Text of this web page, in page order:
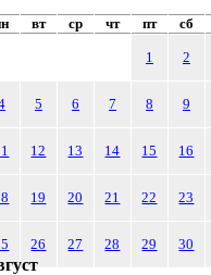
вт ср чт пт сб
1 2
5 6 7 8 9
12 13 14 15 16
19 20 21 22 23
26 27 28 29 30